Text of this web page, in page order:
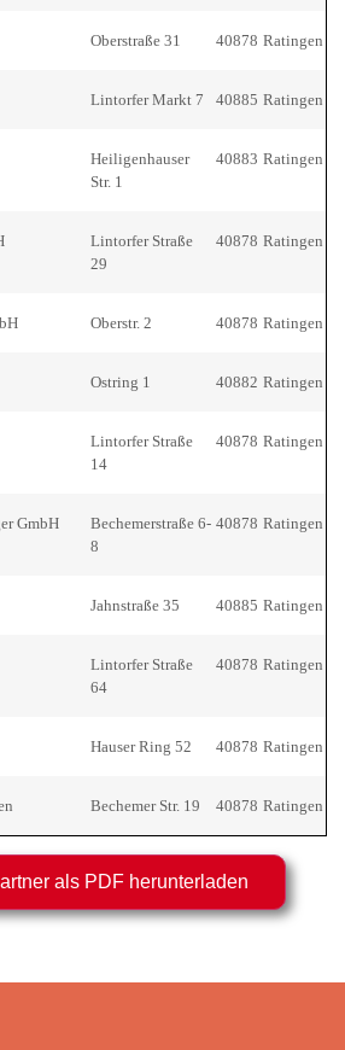
Oberstraße 31 40878 Ratingen
Lintorfer Markt 7 40885 Ratingen
Heiligenhauser
Str. 1
40883 Ratingen
Lintorfer Straße
29
40878 Ratingen
Oberstr. 2 40878 Ratingen
Ostring 1 40882 Ratingen
Lintorfer Straße
14
40878 Ratingen
GmbH
Bechemerstraße 6-
8
40878 Ratingen
Jahnstraße 35 40885 Ratingen
Lintorfer Straße
64
40878 Ratingen
Hauser Ring 52 40878 Ratingen
Bechemer Str. 19 40878 Ratingen
als PDF herunterladen